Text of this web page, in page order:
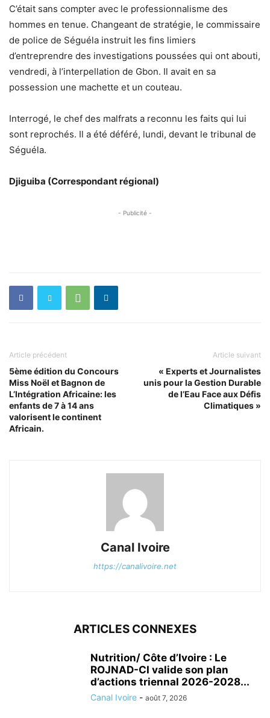
C’était sans compter avec le professionnalisme des
hommes en tenue. Changeant de stratégie, le commissaire
de police de Séguéla instruit les fins limiers
d’entreprendre des investigations poussées qui ont abouti,
vendredi, à l’interpellation de Gbon. Il avait en sa
possession une machette et un couteau.
Interrogé, le chef des malfrats a reconnu les faits qui lui
sont reprochés. Il a été déféré, lundi, devant le tribunal de
Séguéla.
Djiguiba (Correspondant régional)
- Publicité -
Article précédent
5ème édition du Concours
Miss Noël et Bagnon de
L’Intégration Africaine: les
enfants de 7 à 14 ans
valorisent le continent
Africain.
Article suivant
« Experts et Journalistes
unis pour la Gestion Durable
de l’Eau Face aux Défis
Climatiques »
Canal Ivoire
https://canalivoire.net
ARTICLES CONNEXES
Nutrition/ Côte d’Ivoire : Le
ROJNAD-CI valide son plan
d’actions triennal 2026-2028...
Canal Ivoire - août 7, 2026